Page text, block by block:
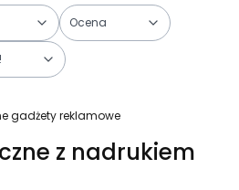
Ocena
gadżety reklamowe
z nadrukiem